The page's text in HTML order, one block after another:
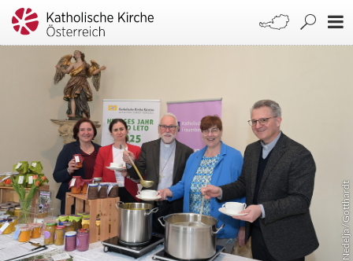
Nedelja / Gotthardt